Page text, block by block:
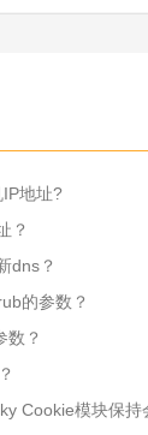
地址?
？
dns？
的参数？
数？
Cookie模块保持